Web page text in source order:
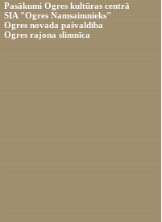
Pasākumi Ogres kultūras centrā
SIA "Ogres Namsaimnieks"
Ogres novada pašvaldība
Ogres rajona slimnīca